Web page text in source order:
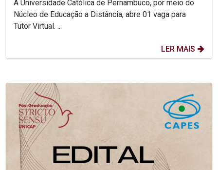
A Universidade Católica de Pernambuco, por meio do
Núcleo de Educação a Distância, abre 01 vaga para
Tutor Virtual. ...
LER MAIS